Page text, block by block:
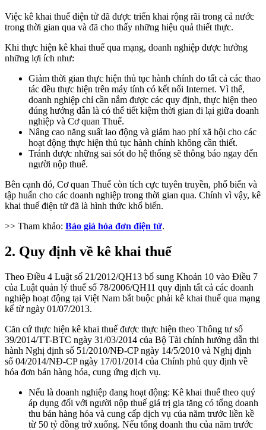
Việc kê khai thuế điện tử đã được triển khai rộng rãi trong cả nước
trong thời gian qua và đã cho thấy những hiệu quả thiết thực.
Khi thực hiện kê khai thuế qua mạng, doanh nghiệp được hưởng
những lợi ích như:
Giảm thời gian thực hiện thủ tục hành chính do tất cả các thao
tác đều thực hiện trên máy tính có kết nối Internet. Vì thế,
doanh nghiệp chỉ cần nắm được các quy định, thực hiện theo
đúng hướng dẫn là có thể tiết kiệm thời gian đi lại giữa doanh
nghiệp và Cơ quan Thuế.
Nâng cao năng suất lao động và giảm hao phí xã hội cho các
hoạt động thực hiện thủ tục hành chính không cần thiết.
Tránh được những sai sót do hệ thống sẽ thông báo ngay đến
người nộp thuế.
Bên cạnh đó, Cơ quan Thuế còn tích cực tuyên truyền, phổ biến và
tập huấn cho các doanh nghiệp trong thời gian qua. Chính vì vậy, kê
khai thuế điện tử đã là hình thức khổ biến.
>> Tham khảo: Báo giá hóa đơn điện tử.
2. Quy định về kê khai thuế
Theo Điều 4 Luật số 21/2012/QH13 bổ sung Khoản 10 vào Điều 7
của Luật quản lý thuế số 78/2006/QH11 quy định tất cả các doanh
nghiệp hoạt động tại Việt Nam bắt buộc phải kê khai thuế qua mạng
kể từ ngày 01/07/2013.
Căn cứ thực hiện kê khai thuế được thực hiện theo Thông tư số
39/2014/TT-BTC ngày 31/03/2014 của Bộ Tài chính hướng dẫn thi
hành Nghị định số 51/2010/NĐ-CP ngày 14/5/2010 và Nghị định
số 04/2014/NĐ-CP ngày 17/01/2014 của Chính phủ quy định về
hóa đơn bán hàng hóa, cung ứng dịch vụ.
Nếu là doanh nghiệp đang hoạt động: Kê khai thuế theo quý
áp dụng đối với người nộp thuế giá trị gia tăng có tổng doanh
thu bán hàng hóa và cung cấp dịch vụ của năm trước liền kề
từ 50 tỷ đồng trở xuống. Nếu tổng doanh thu của năm trước